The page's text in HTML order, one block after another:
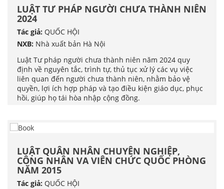
LUẬT TƯ PHÁP NGƯỜI CHƯA THÀNH NIÊN
2024
Tác giả: QUỐC HỘI
NXB: Nhà xuất bản Hà Nội
Luật Tư pháp người chưa thành niên năm 2024 quy
định về nguyên tắc, trình tự, thủ tục xử lý các vụ việc
liên quan đến người chưa thành niên, nhằm bảo vệ
quyền, lợi ích hợp pháp và tạo điều kiện giáo dục, phục
hồi, giúp họ tái hòa nhập cộng đồng.
LUẬT QUÂN NHÂN CHUYÊN NGHIỆP,
CÔNG NHÂN VA VIÊN CHỨC QUỐC PHÒNG
NĂM 2015
Tác giả: QUỐC HỘI